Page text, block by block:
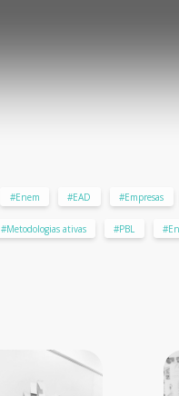
#Enem #EAD #Empresas
#Metodologias ativas #PBL